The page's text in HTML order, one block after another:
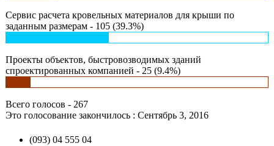
Сервис расчета кровельных материалов для крыши по
заданным размерам - 105 (39.3%)
Проекты объектов, быстровозводимых зданий
спроектированных компанией - 25 (9.4%)
Всего голосов - 267
Это голосование закончилось : Сентябрь 3, 2016
(093) 04 555 04